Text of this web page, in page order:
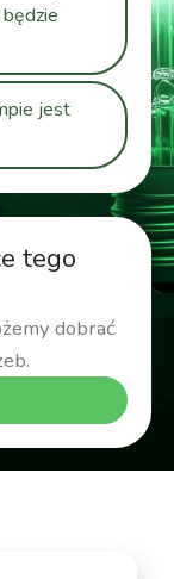
tego
dobrać
jest